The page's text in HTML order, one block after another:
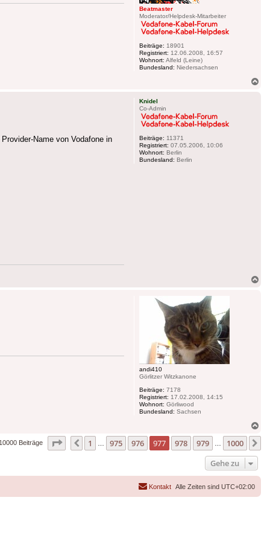
Beatmaster
Moderator/Helpdesk-Mitarbeiter
Beiträge: 18901
Registriert: 12.06.2008, 16:57
Wohnort: Alfeld (Leine)
Bundesland: Niedersachsen
Knidel
Co-Admin
Beiträge: 11371
Registriert: 07.05.2006, 10:06
Wohnort: Berlin
Bundesland: Berlin
Name von Vodafone in
andi410
Görlitzer Witzkanone
Beiträge: 7178
Registriert: 17.02.2008, 14:15
Wohnort: Görliwood
Bundesland: Sachsen
10000 Beiträge Seite 977 von1000
Vorherige
1 975 976 977 978 979 1000
Gehe zu
Alle Zeiten sind UTC+02:00
Kontakt